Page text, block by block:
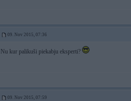
09. Nov 2015, 07:36
Nu kur palikuši piekabju eksperti?
09. Nov 2015, 07:59